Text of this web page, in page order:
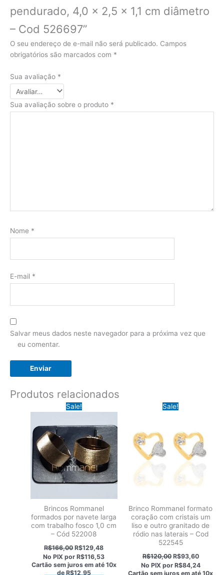
pendurado, 4,0 x 2,5 x 1,1 cm diâmetro
– Cod 526697”
O seu endereço de e-mail não será publicado. Campos
obrigatórios são marcados com *
Sua avaliação *
Sua avaliação sobre o produto *
Nome *
E-mail *
Salvar meus dados neste navegador para a próxima vez que
eu comentar.
Produtos relacionados
Sale!
Brincos Rommanel
formados por navete larga
com trabalho fosco 1,0 cm
– Cód 522008
R$166,00O
preço
original
era:
R$129,48
preço
atual
é:
No PIX porR$116,53
Cartão sem juros em até 10x
deR$12,95
Sale!
Brinco Rommanel formato
coração com cristais um
liso e outro granitado de
ródio nas laterais – Cod
522545
R$120,00 O
preço
original
R$93,60O
preço
atual
No PIX por R$84,24
Cartão sem juros em até10x